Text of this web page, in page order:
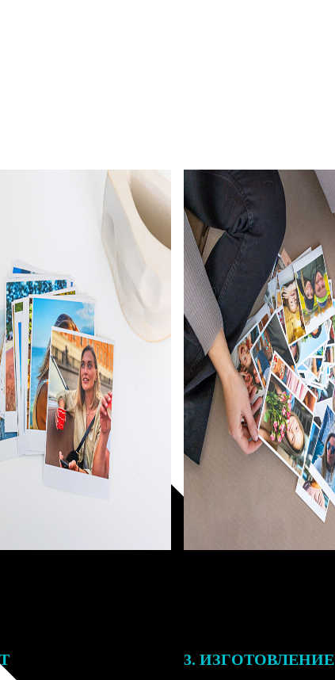
3. ИЗГОТОВЛЕНИЕ